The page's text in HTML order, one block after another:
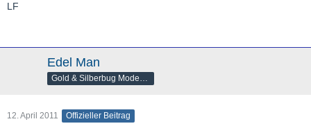
LF
Edel Man
Gold & Silberbug Moderator
12. April 2011 Offizieller Beitrag